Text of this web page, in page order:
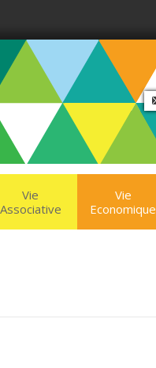
Vie
Associative
Vie
Economique